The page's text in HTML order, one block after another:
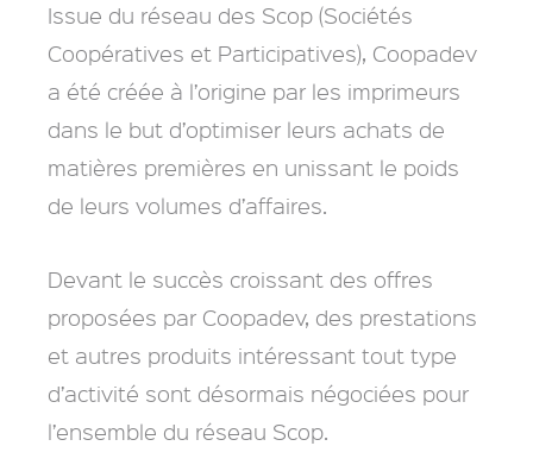
Issue du réseau des Scop (Sociétés
Coopératives et Participatives), Coopadev
a été créée à l’origine par les imprimeurs
dans le but d’optimiser leurs achats de
matières premières en unissant le poids
de leurs volumes d’affaires.
Devant le succès croissant des offres
proposées par Coopadev, des prestations
et autres produits intéressant tout type
d’activité sont désormais négociées pour
l’ensemble du réseau Scop.